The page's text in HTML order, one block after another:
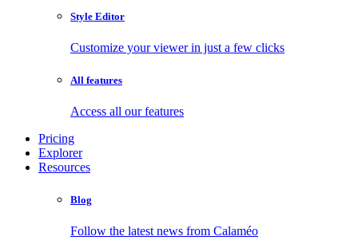
Style Editor
Customize your viewer in just a few clicks
All features
Access all our features
Pricing
Explorer
Resources
Blog
Follow the latest news from Calaméo